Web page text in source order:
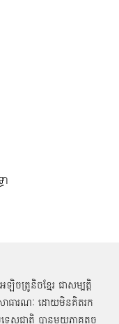
ត្រូនិចខ្មែរ ជាសម្បតិ្ត
សាធារណៈ ដោយមិនគិតរក